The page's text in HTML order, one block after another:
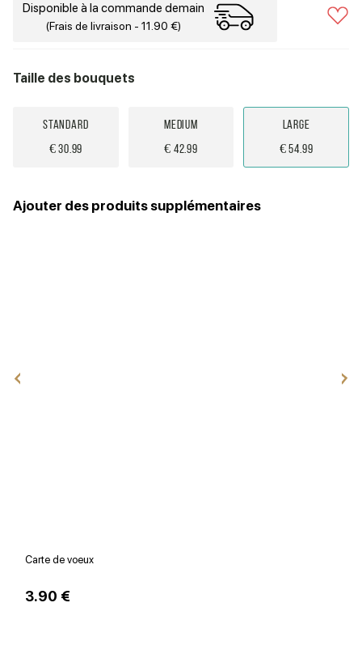
Disponible à la commande demain
(Frais de livraison - 11.90 €)
Taille des bouquets
Standard
€ 30.99
Medium
€ 42.99
Large
€ 54.99
Ajouter des produits supplémentaires
Carte de voeux
3.90 €